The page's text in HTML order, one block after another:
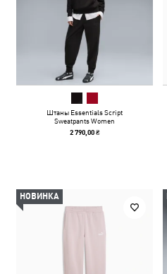
Штаны Essentials Script
Sweatpants Women
2 790,00 ₴
НОВИНКА